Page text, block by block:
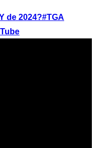
de 2024?#TGA